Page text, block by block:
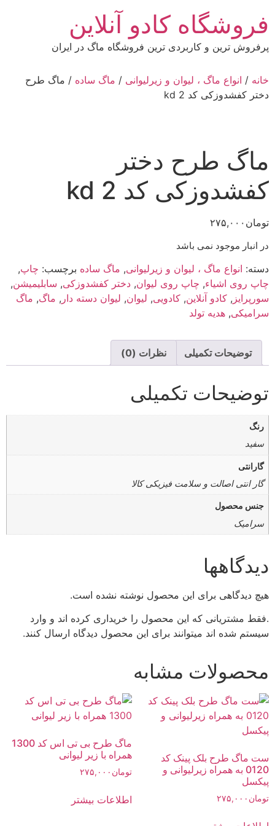
محتوا
فروشگاه کادو آنلاین
پرفروش ترین و کاربردی ترین فروشگاه ماگ در ایران
خانه / انواع ماگ ، لیوان و زیرلیوانی / ماگ ساده / ماگ طرح
دختر کفشدوزکی کد kd 2
ماگ طرح دختر
کفشدوزکی کد kd 2
تومان ۲۷۵,۰۰۰
در انبار موجود نمی باشد
دسته: انواع ماگ ، لیوان و زیرلیوانی, ماگ ساده برچسب: چاپ,
چاپ روی اشیاء, چاپ روی لیوان, دختر کفشدوزکی, سابلیمیشن,
سورپرایز , کادو آنلاین, کادویی, لیوان, لیوان دسته دار , ماگ, ماگ
سرامیکی, هدیه تولد
توضیحات تکمیلی نظرات (0)
توضیحات تکمیلی
رنگ
سفید
گارانتی
گار انتی اصالت و سلامت فیزیکی کالا
جنس محصول
سرامیک
دیدگاهها
هیچ دیدگاهی برای این محصول نوشته نشده است.
.فقط مشتریانی که این محصول را خریداری کرده اند و وارد
سیستم شده اند میتوانند برای این محصول دیدگاه ارسال کنند.
محصولات مشابه
ست ماگ طرح بلک پینک کد
0120 به همراه زیرلیوانی و
پیکسل
تومان ۲۷۵,۰۰۰
ماگ طرح بی تی اس کد 1300
همراه با زیر لیوانی
تومان ۲۷۵,۰۰۰
اطلاعات بیشتر